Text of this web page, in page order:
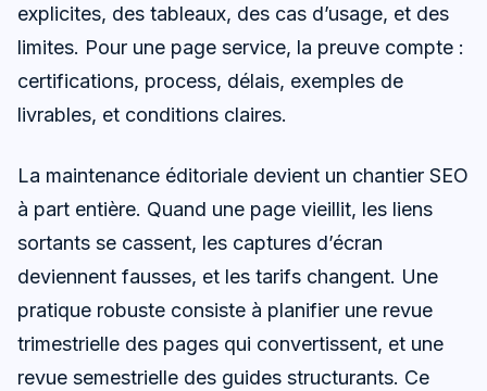
explicites, des tableaux, des cas d’usage, et des
limites. Pour une page service, la preuve compte :
certifications, process, délais, exemples de
livrables, et conditions claires.
La maintenance éditoriale devient un chantier SEO
à part entière. Quand une page vieillit, les liens
sortants se cassent, les captures d’écran
deviennent fausses, et les tarifs changent. Une
pratique robuste consiste à planifier une revue
trimestrielle des pages qui convertissent, et une
revue semestrielle des guides structurants. Ce